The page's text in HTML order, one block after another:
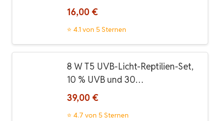
16,00 €
⭐ 4.1 von 5 Sternen
8 W T5 UVB-Licht-Reptilien-Set,
10 % UVB und 30…
39,00 €
⭐ 4.7 von 5 Sternen